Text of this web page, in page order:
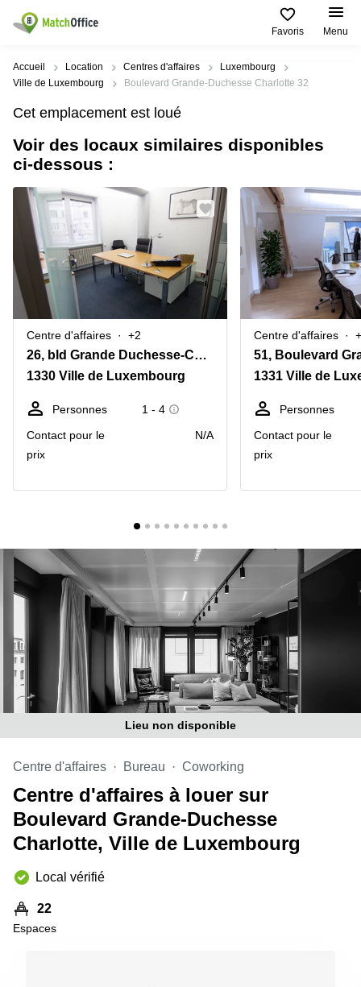
Favoris Menu
Rechercher / publier
Pages
de
Bureau
Centre
d’affaires
Coworking
Salles
réunion
Bureau
virtuel
Villes
Populaires
Luxembourg
sur-
Alzette
Senningerberg
Bertrange
Sandweiler
Recherches
populaires
Сoworking
Luxembourg
Salle de
réunion
Luxembourg
Coworking
Bertrange
Centre
d'affaires
Luxembourg
Bureaux
Bertrange
Esch-sur-
Сoworking
Sandweiler
Bureaux
Bureaux
Sandweiler
Bureaux
Luxembourg
Centres
d’affaires
Bertrange
Centres
Esch-
Centres
d’affaires
Sandweiler
Aide
Qui sommes-nous?
Publier un bureau
Prix
Connexion
Choisissez une langue
Luxembourg
Accueil Location Centres d'affaires
Luxembourg
Ville de Luxembourg
Boulevard Grande-Duchesse Charlotte 32
Cet emplacement est loué
Voir des locaux similaires disponibles
ci-dessous :
Centre d'affaires +2
26, bld Grande Duchesse-Charlotte
1330 Ville de Luxembourg
Personnes
1 - 4
Contact pour le
prix
N/A
Centre d'affaires
1331 Ville de
Personnes
Contact pour le
prix
Lieu non disponible
Centre d'affaires Bureau Coworking
Centre d'affaires à louer sur
Boulevard Grande-Duchesse
Charlotte, Ville de Luxembourg
Local vérifié
22
Espaces